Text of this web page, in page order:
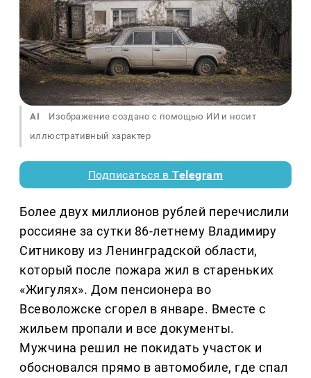
AI
Изображение создано с помощью ИИ и носит
иллюстративный характер
Подписаться вTelegram
Более двух миллионов рублей перечислили
россияне за сутки 86-летнему Владимиру
Ситникову из Ленинградской области,
который после пожара жил в стареньких
«Жигулях». Дом пенсионера во
Всеволожске сгорел в январе. Вместе с
жильем пропали и все документы.
Мужчина решил не покидать участок и
обосновался прямо в автомобиле, где спал